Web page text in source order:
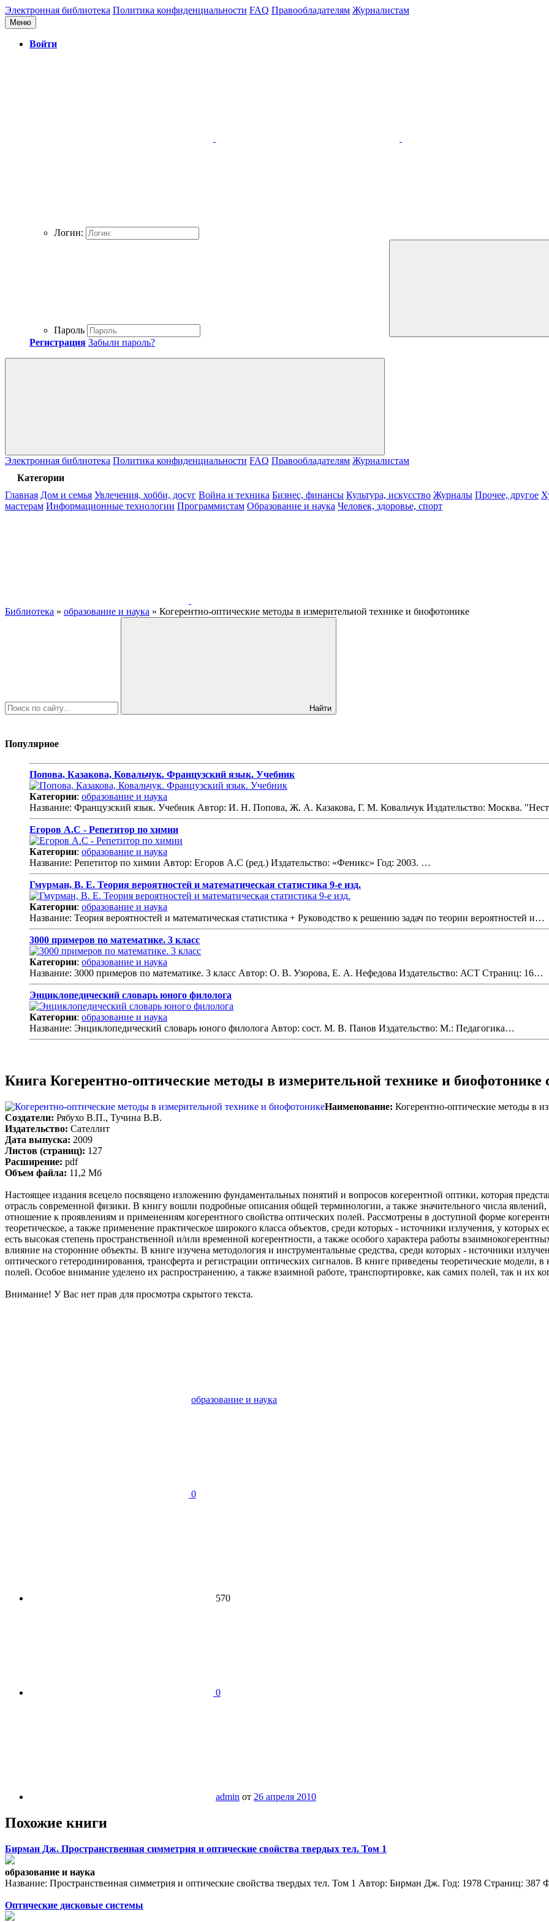
Электронная библиотека Политика конфиденциальности FAQ Правообладателям Журналистам
Меню
Войти
Логин:
Пароль
Регистрация Забыли пароль?
Электронная библиотека Политика конфиденциальности FAQ Правообладателям Журналистам
Категории
Главная Дом и семья Увлечения, хобби, досуг Война и техника Бизнес, финансы Культура, искусство Журналы Прочее, другое
мастерам Информационные технологии Программистам Образование и наука Человек, здоровье, спорт
Библиотека » образование и наука » Когерентно-оптические методы в измерительной технике и биофотонике
Найти
Популярное
Попова, Казакова, Ковальчук. Французский язык. Учебник
Категории: образование и наука
Название: Французский язык. Учебник Автор: И. Н. Попова, Ж. А. Казакова, Г. М. Ковальчук Издательство: Москва.
Егоров А.С - Репетитор по химии
Категории: образование и наука
Название: Репетитор по химии Автор: Егоров А.С (ред.) Издательство: «Феникс» Год: 2003. …
Гмурман, В. Е. Теория вероятностей и математическая статистика 9-е изд.
Категории: образование и наука
Название: Теория вероятностей и математическая статистика + Руководство к решению задач по теории вероятностей и…
3000 примеров по математике. 3 класс
Категории: образование и наука
Название: 3000 примеров по математике. 3 класс Автор: О. В. Узорова, Е. А. Нефедова Издательство: АСТ Страниц: 16…
Энциклопедический словарь юного филолога
Категории: образование и наука
Название: Энциклопедический словарь юного филолога Автор: сост. М. В. Панов Издательство: М.: Педагогика…
Книга Когерентно-оптические методы в измерительной технике и биофотонике
Наименование: Когерентно-оптические методы в
Создатели: Рябухо В.П., Тучина В.В.
Издательство: Сателлит
Дата выпуска: 2009
Листов (страниц): 127
Расширение: pdf
Объем файла: 11,2 Мб
Настоящее издания всецело посвящено изложению фундаментальных понятий и вопросов когерентной оптики, которая
отрасль современной физики. В книгу вошли подробные описания общей терминологии, а также значительного числа
отношение к проявлениям и применениям когерентного свойства оптических полей. Рассмотрены в доступной форме
теоретическое, а также применение практическое широкого класса объектов, среди которых - источники излучения, у которых
есть высокая степень пространственной и/или временной когерентности, а также особого характера работы
влияние на сторонние объекты. В книге изучена методология и инструментальные средства, среди которых - источники
оптического гетеродинирования, трансферта и регистрации оптических сигналов. В книге приведены теоретические модели,
полей. Особое внимание уделено их распространению, а также взаимной работе, транспортировке, как самих полей, так и их
Внимание! У Вас нет прав для просмотра скрытого текста.
образование и наука
0
570
0
admin от 26 апреля 2010
Похожие книги
Бирман Дж. Пространственная симметрия и оптические свойства твердых тел. Том 1
образование и наука
Название: Пространственная симметрия и оптические свойства твердых тел. Том 1 Автор: Бирман Дж. Год: 1978 Страниц:
Оптические дисковые системы